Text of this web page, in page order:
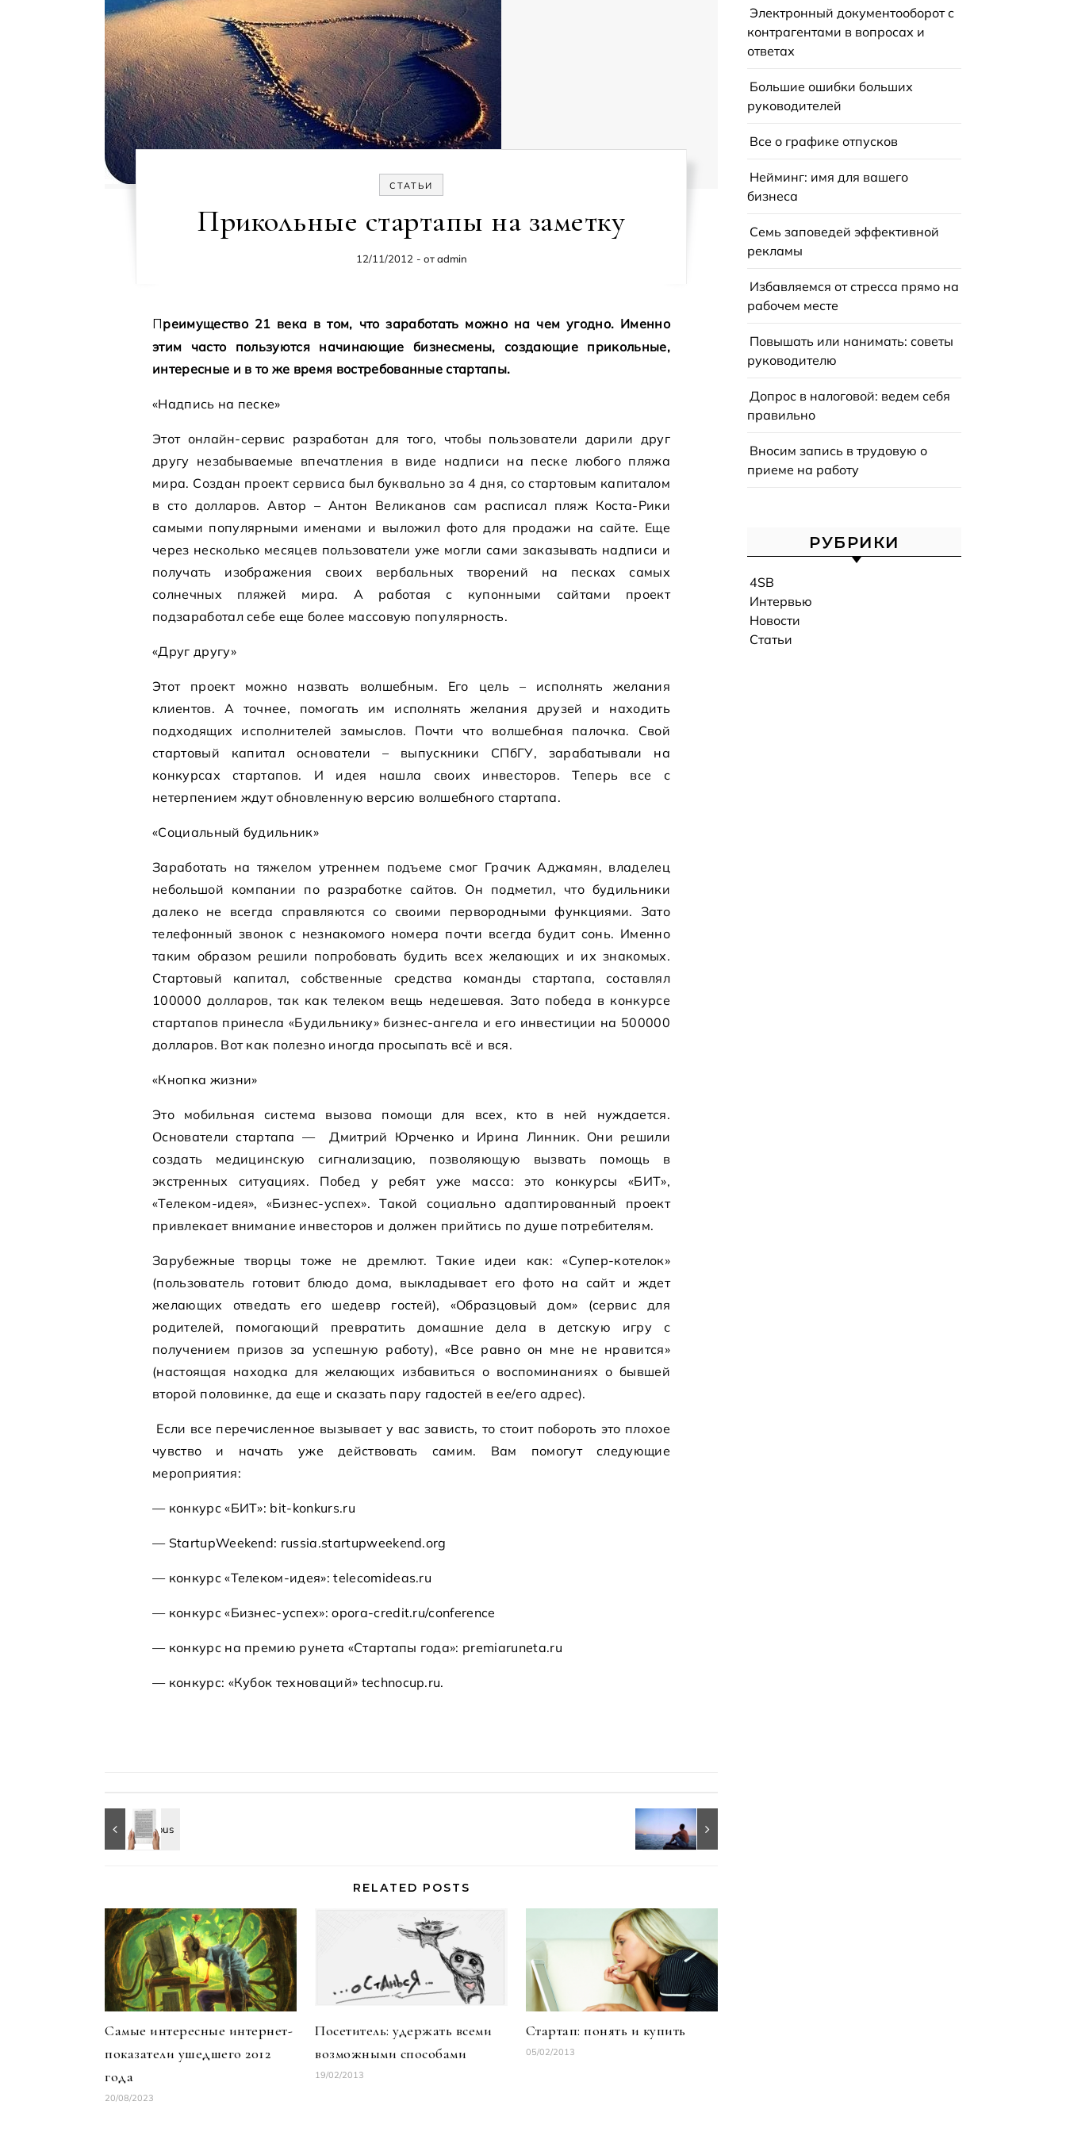
СТАТЬИ
Прикольные стартапы на заметку
12/11/2012 - отadmin
Преимущество 21 века в том, что заработать можно на чем угодно. Именно
этим часто пользуются начинающие бизнесмены, создающие прикольные,
интересные и в то же время востребованные стартапы.
«Надпись на песке»
Этот онлайн-сервис разработан для того, чтобы пользователи дарили друг
другу незабываемые впечатления в виде надписи на песке любого пляжа
мира. Создан проект сервиса был буквально за 4 дня, со стартовым капиталом
в сто долларов. Автор – Антон Великанов сам расписал пляж Коста-Рики
самыми популярными именами и выложил фото для продажи на сайте. Еще
через несколько месяцев пользователи уже могли сами заказывать надписи и
получать изображения своих вербальных творений на песках самых
солнечных пляжей мира. А работая с купонными сайтами проект
подзаработал себе еще более массовую популярность.
«Друг другу»
Этот проект можно назвать волшебным. Его цель – исполнять желания
клиентов. А точнее, помогать им исполнять желания друзей и находить
подходящих исполнителей замыслов. Почти что волшебная палочка. Свой
стартовый капитал основатели – выпускники СПбГУ, зарабатывали на
конкурсах стартапов. И идея нашла своих инвесторов. Теперь все с
нетерпением ждут обновленную версию волшебного стартапа.
«Социальный будильник»
Заработать на тяжелом утреннем подъеме смог Грачик Аджамян, владелец
небольшой компании по разработке сайтов. Он подметил, что будильники
далеко не всегда справляются со своими первородными функциями. Зато
телефонный звонок с незнакомого номера почти всегда будит сонь. Именно
таким образом решили попробовать будить всех желающих и их знакомых.
Стартовый капитал, собственные средства команды стартапа, составлял
100000 долларов, так как телеком вещь недешевая. Зато победа в конкурсе
стартапов принесла «Будильнику» бизнес-ангела и его инвестиции на 500000
долларов. Вот как полезно иногда просыпать всё и вся.
«Кнопка жизни»
Это мобильная система вызова помощи для всех, кто в ней нуждается.
Основатели стартапа — Дмитрий Юрченко и Ирина Линник. Они решили
создать медицинскую сигнализацию, позволяющую вызвать помощь в
экстренных ситуациях. Побед у ребят уже масса: это конкурсы «БИТ»,
«Телеком-идея», «Бизнес-успех». Такой социально адаптированный проект
привлекает внимание инвесторов и должен прийтись по душе потребителям.
Зарубежные творцы тоже не дремлют. Такие идеи как: «Супер-котелок»
(пользователь готовит блюдо дома, выкладывает его фото на сайт и ждет
желающих отведать его шедевр гостей), «Образцовый дом» (сервис для
родителей, помогающий превратить домашние дела в детскую игру с
получением призов за успешную работу), «Все равно он мне не нравится»
(настоящая находка для желающих избавиться о воспоминаниях о бывшей
второй половинке, да еще и сказать пару гадостей в ее/его адрес).
Если все перечисленное вызывает у вас зависть, то стоит побороть это плохое
чувство и начать уже действовать самим. Вам помогут следующие
мероприятия:
— конкурс «БИТ»: bit-konkurs.ru
— StartupWeekend: russia.startupweekend.org
— конкурс «Телеком-идея»: telecomideas.ru
— конкурс «Бизнес-успех»: opora-credit.ru/conference
— конкурс на премию рунета «Стартапы года»: premiaruneta.ru
— конкурс: «Кубок техноваций» technocup.ru.
RELATED POSTS
Самые интересные интернет-
показатели ушедшего 2012
года
20/08/2023
Посетитель: удержать всеми
возможными способами
19/02/2013
Стартап: понять и купить
05/02/2013
Электронный документооборот с
контрагентами в вопросах и
ответах
Большие ошибки больших
руководителей
Все о графике отпусков
Нейминг: имя для вашего
бизнеса
Семь заповедей эффективной
рекламы
Избавляемся от стресса прямо на
рабочем месте
Повышать или нанимать: советы
руководителю
Допрос в налоговой: ведем себя
правильно
Вносим запись в трудовую о
приеме на работу
РУБРИКИ
4SB
Интервью
Новости
Статьи